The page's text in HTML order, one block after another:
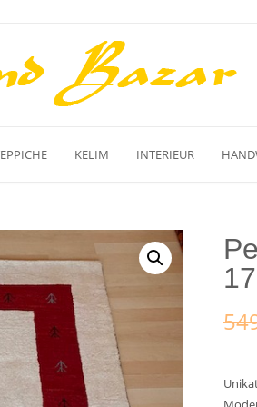
KELIM INTERIEUR